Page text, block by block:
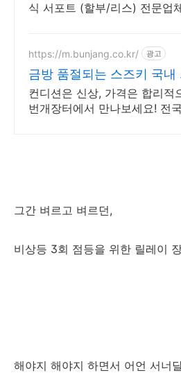
식 서포트 (할부/리스) 전문업
https://m.bunjang.co.kr/ 광고
금방 품절되는 스즈키 국내
대 브랜드 중고거래
컨디션은 신상, 가격은 합리적
번개장터에서 만나보세요! 전
그간 벼르고 벼르던,
비상등 3회 점등을 위한 릴레이
해야지 해야지 하면서 어언 서너